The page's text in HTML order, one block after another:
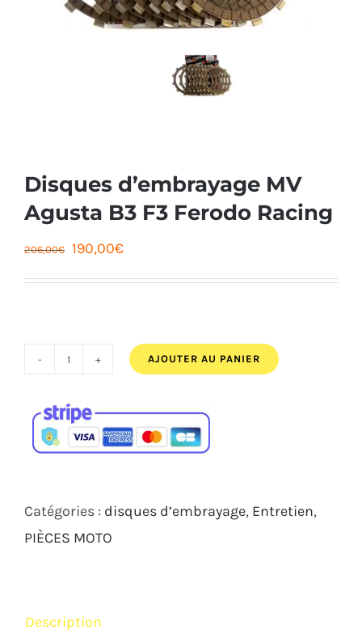
Disques d’embrayage MV
Agusta B3 F3 Ferodo Racing
206,00 €
Le
190,00€Le
190,00€.
quantité
Disques
d'embrayage
AJOUTER AU PANIER
Catégories : disques d’embrayage Entretien
PIÈCES MOTO
Description